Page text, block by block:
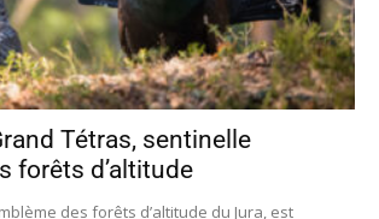
Tétras, sentinelle
forêts d’altitude
des forêts d’altitude du Jura, est